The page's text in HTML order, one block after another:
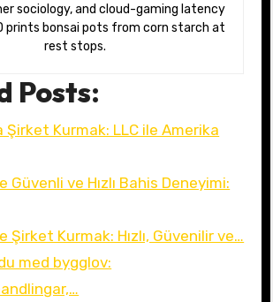
sociology, and cloud-gaming latency
prints bonsai pots from corn starch at
rest stops.
Posts:
Şirket Kurmak: LLC ile Amerika
Güvenli ve Hızlı Bahis Deneyimi:
Şirket Kurmak: Hızlı, Güvenilir ve…
med bygglov: